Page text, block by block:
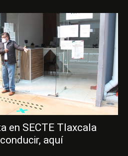
en SECTE Tlaxcala
aquí